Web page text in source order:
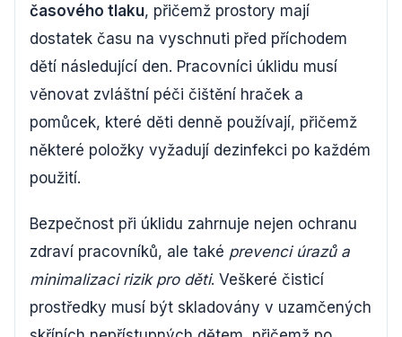
časového tlaku, přičemž prostory mají
dostatek času na vyschnuti před příchodem
dětí následující den. Pracovníci úklidu musí
věnovat zvláštní péči čištění hraček a
pomůcek, které děti denně používají, přičemž
některé položky vyžadují dezinfekci po každém
použití.
Bezpečnost při úklidu zahrnuje nejen ochranu
zdraví pracovníků, ale také prevenci úrazů a
minimalizaci rizik pro děti. Veškeré čisticí
prostředky musí být skladovány v uzamčených